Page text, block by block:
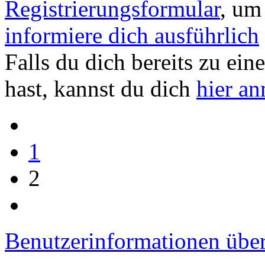
Registrierungsformular,
informiere dich ausführlich
Falls du dich bereits zu
hast, kannst du dich hier
1
2
Benutzerinformationen